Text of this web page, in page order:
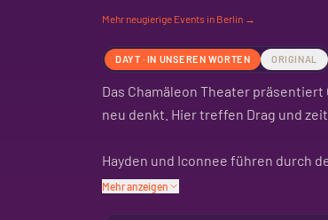
Mehr neugierige Events in Berlin →
DAYT · IN UNSEREN WORTEN ORIGINAL
Das Chamäleon Theater
neu denkt. Hier treffen Drag und
Hayden und Iconnee führen durch
geht um Vielfalt, um echtes
Mehr anzeigen